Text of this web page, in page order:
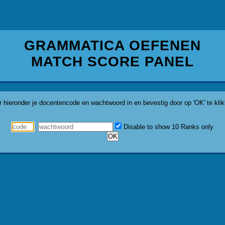
GRAMMATICA OEFENEN
MATCH SCORE PANEL
hieronder je docentencode en wachtwoord in en bevestig door op 'OK' te
Disable to show 10 Ranks only